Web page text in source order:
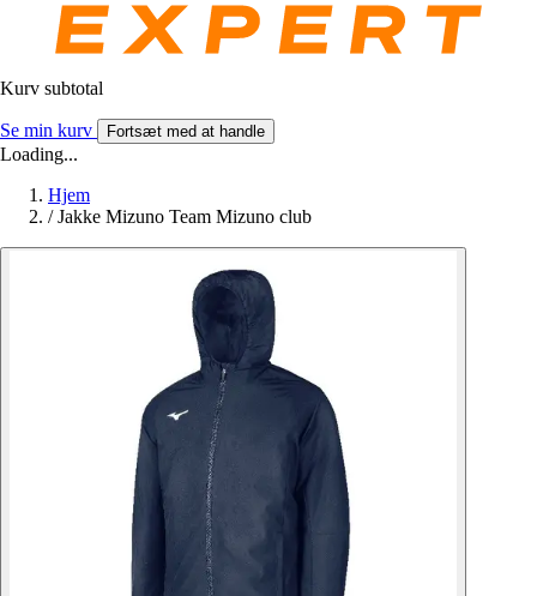
Kurv subtotal
Se min kurv Fortsæt med at handle
Loading...
Hjem
/ Jakke Mizuno Team Mizuno club